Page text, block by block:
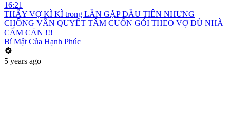
16:21
THẤY VỢ KÌ KÌ trong LẦN GẶP ĐẦU TIÊN NHƯNG
CHỒNG VẪN QUYẾT TÂM CUỐN GÓI THEO VỢ DÙ NHÀ
CẤM CẢN !!!
Bí Mật Của Hạnh Phúc
5 years ago